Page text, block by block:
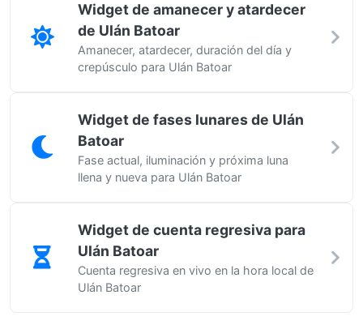
Widget de amanecer y atardecer
de Ulán Batoar
Amanecer, atardecer, duración del día y
crepúsculo para Ulán Batoar
Widget de fases lunares de Ulán
Batoar
Fase actual, iluminación y próxima luna
llena y nueva para Ulán Batoar
Widget de cuenta regresiva para
Ulán Batoar
Cuenta regresiva en vivo en la hora local de
Ulán Batoar